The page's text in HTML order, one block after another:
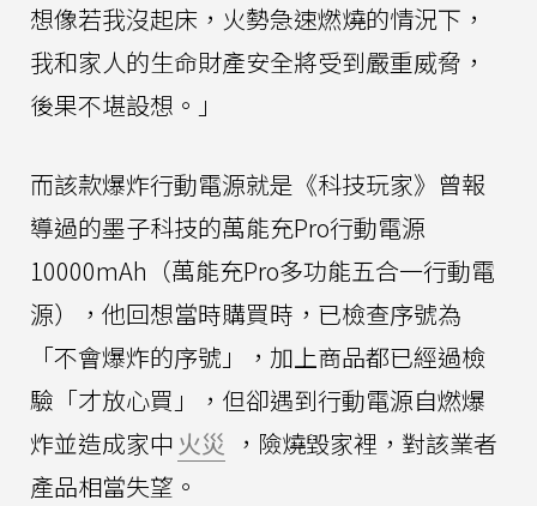
想像若我沒起床，火勢急速燃燒的情況下，
我和家人的生命財產安全將受到嚴重威脅，
後果不堪設想。」
而該款爆炸行動電源就是《科技玩家》曾報
導過的墨子科技的萬能充Pro行動電源
10000mAh（萬能充Pro多功能五合一行動電
源），他回想當時購買時，已檢查序號為
「不會爆炸的序號」，加上商品都已經過檢
驗「才放心買」，但卻遇到行動電源自燃爆
炸並造成家中 火災 ，險燒毀家裡，對該業者
產品相當失望。